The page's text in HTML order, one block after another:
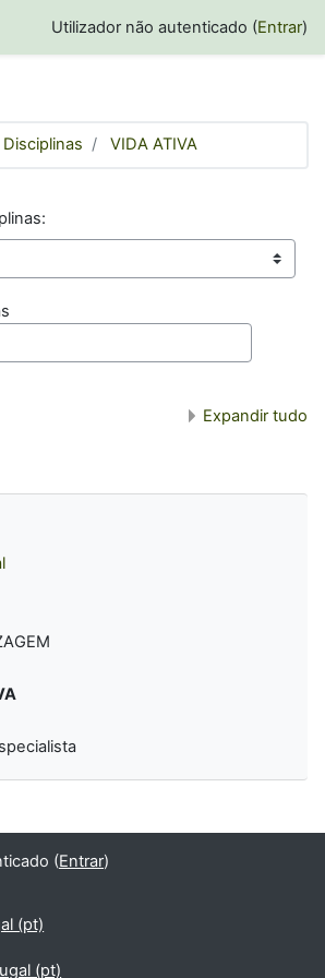
Utilizador não autenticado (Entrar)
Disciplinas VIDA ATIVA
Expandir tudo
(Entrar)
‎(pt)‎
‎(pt)‎